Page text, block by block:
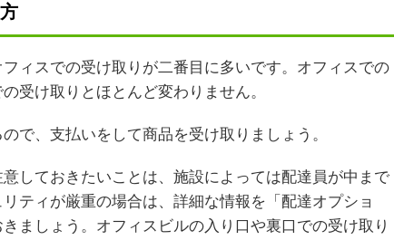
ィスでの受け取りが二番目に多いです。オフィスでの
受け取りとほとんど変わりません。
で、支払いをして商品を受け取りましょう。
しておきたいことは、施設によっては配達員が中まで
ティが厳重の場合は、詳細な情報を「配達オプショ
ましょう。オフィスビルの入り口や裏口での受け取り